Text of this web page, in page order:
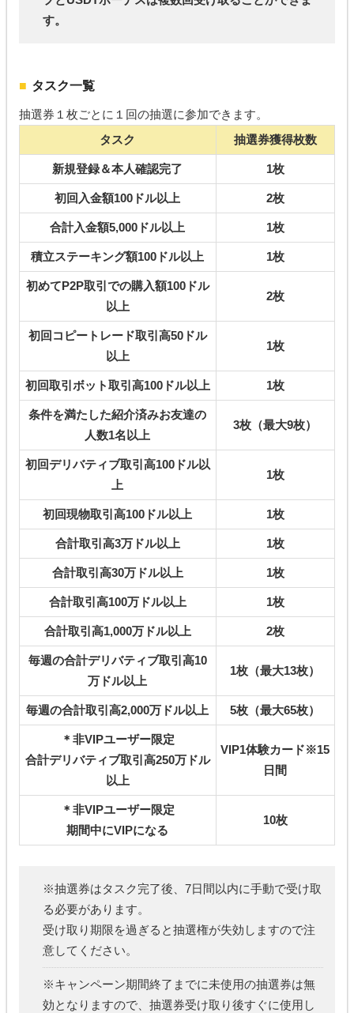
す。
タスク一覧
抽選券１枚ごとに１回の抽選に参加できます。
タスク
抽選券獲得枚数
新規登録＆本人確認完了 1枚
初回入金額100ドル以上 2枚
合計入金額5,000ドル以上 1枚
積立ステーキング額100ドル以上 1枚
初めてP2P取引での購入額100ドル
以上
2枚
初回コピートレード取引高50ドル
以上
1枚
初回取引ボット取引高100ドル以上 1枚
条件を満たした紹介済みお友達の
人数1名以上
3枚（最大9枚）
初回デリバティブ取引高100ドル以
上
1枚
初回現物取引高100ドル以上 1枚
合計取引高3万ドル以上 1枚
合計取引高30万ドル以上 1枚
合計取引高100万ドル以上 1枚
合計取引高1,000万ドル以上 2枚
毎週の合計デリバティブ取引高10
万ドル以上
1枚（最大13枚）
毎週の合計取引高2,000万ドル以上 5枚（最大65枚）
＊非VIPユーザー限定
合計デリバティブ取引高250万ドル
以上
VIP1体験カード※15
日間
＊非VIPユーザー限定
期間中にVIPになる
10枚
※抽選券はタスク完了後、7日間以内に手動で受け取
る必要があります。
受け取り期限を過ぎると抽選権が失効しますので注
意してください。
※キャンペーン期間終了までに未使用の抽選券は無
効となりますので、抽選券受け取り後すぐに使用し